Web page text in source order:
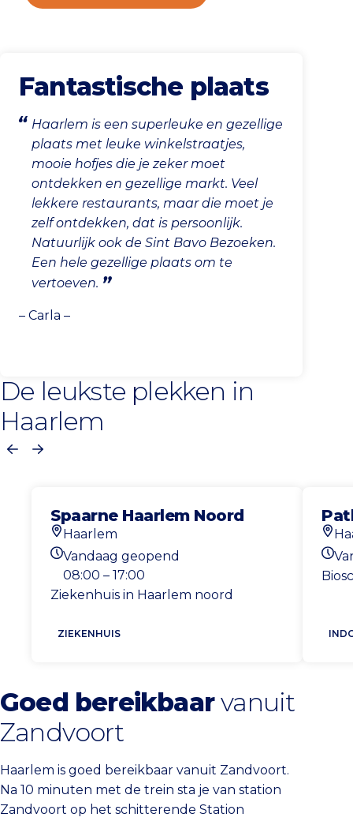
Fantastische plaats
Haarlem is een superleuke en gezellige
plaats met leuke winkelstraatjes,
mooie hofjes die je zeker moet
ontdekken en gezellige markt. Veel
lekkere restaurants, maar die moet je
zelf ontdekken, dat is persoonlijk.
Natuurlijk ook de Sint Bavo Bezoeken.
Een hele gezellige plaats om te
vertoeven.
– Carla –
De leukste plekken in
Haarlem
VorigeVolgende
Spaarne Haarlem Noord
Locatie
Haarlem
Openingstijden vandaag
Vandaag geopend
08:00 – 17:00
Ziekenhuis in Haarlem noord
ZIEKENHUIS
Goed bereikbaarvanuit
Zandvoort
Haarlem is goed bereikbaar vanuit Zandvoort.
Na 10 minuten met de trein sta je van station
Zandvoort op het schitterende Station